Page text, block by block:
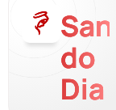
do
Dia